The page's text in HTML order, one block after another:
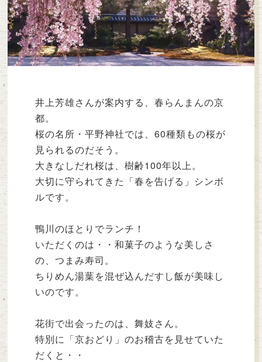
井上芳雄さんが案内する、春らんまんの京
都。
桜の名所・平野神社では、60種類もの桜が
見られるのだそう。
大きなしだれ桜は、樹齢100年以上。
大切に守られてきた「春を告げる」シンボ
ルです。
鴨川のほとりでランチ！
いただくのは・・和菓子のような美しさ
の、つまみ寿司。
ちりめん湯葉を混ぜ込んだすし飯が美味し
いのです。
花街で出会ったのは、舞妓さん。
特別に「京おどり」のお稽古を見せていた
だくと・・